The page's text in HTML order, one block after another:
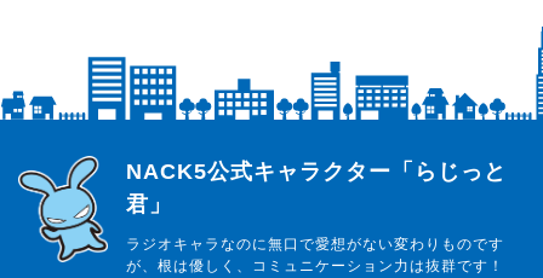
らじっと君
NACK5公式キャラクター「らじっと
君」
ラジオキャラなのに無口で愛想がない変わりものです
が、根は優しく、コミュニケーション力は抜群です！